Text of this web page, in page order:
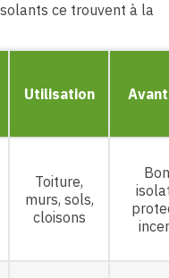
ce trouvent à la
Utilisation
Toiture,
murs, sols,
cloisons